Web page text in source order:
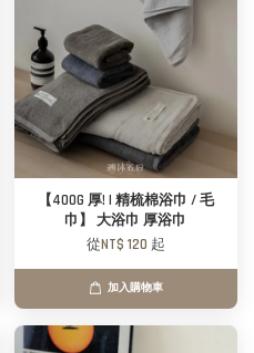
【400G 厚! | 精梳棉浴巾 / 毛
巾】 大浴巾 厚浴巾
從NT$ 120 起
加入購物車